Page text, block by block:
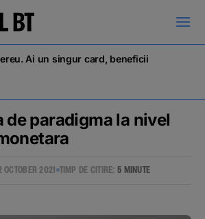
Ai un singur card, beneficii
de paradigma la nivel
OCTOBER 2021 TIMP DE CITIRE:5 MINUTE